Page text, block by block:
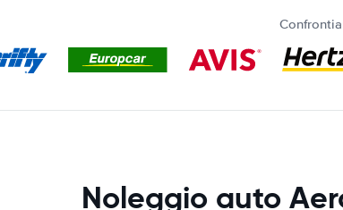
Noleggio auto